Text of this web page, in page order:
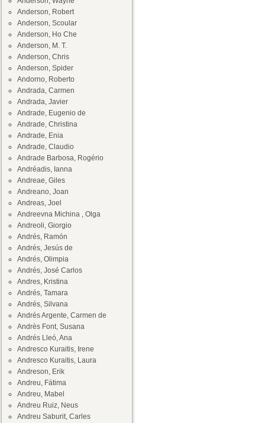
Anderson, Robert
Anderson, Scoular
Anderson, Ho Che
Anderson, M. T.
Anderson, Chris
Anderson, Spider
Andorno, Roberto
Andrada, Carmen
Andrada, Javier
Andrade, Eugenio de
Andrade, Christina
Andrade, Enia
Andrade, Claudio
Andrade Barbosa, Rogério
Andréadis, Ianna
Andreae, Giles
Andreano, Joan
Andreas, Joel
Andreevna Michina , Olga
Andreoli, Giorgio
Andrés, Ramón
Andrés, Jesús de
Andrés, Olimpia
Andrés, José Carlos
Andres, Kristina
Andrés, Tamara
Andrés, Silvana
Andrés Argente, Carmen de
Andrès Font, Susana
Andrés Lleó, Ana
Andresco Kuraitis, Irene
Andresco Kuraitis, Laura
Andreson, Erik
Andreu, Fátima
Andreu, Mabel
Andreu Ruiz, Neus
Andreu Saburit, Carles